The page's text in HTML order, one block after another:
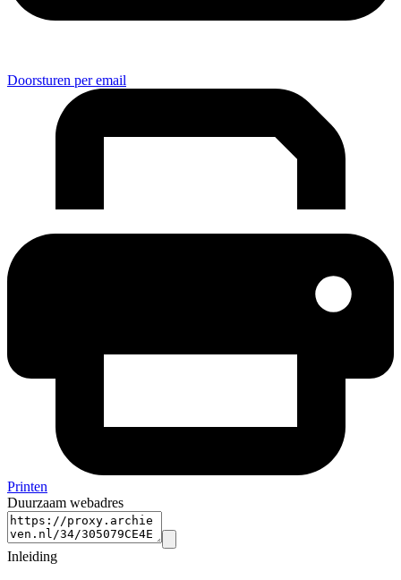
Doorsturen per email
Printen
Duurzaam webadres
Inleiding